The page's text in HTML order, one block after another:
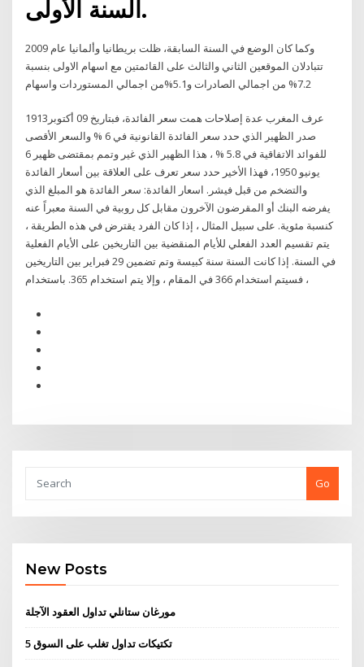
السنة الأولى.
وكما كان الوضع في السنة السابقة، ظلت بريطانيا وألمانيا عام 2009
تتبادلان الموقعين الثاني والثالث على القائمتين مع اسهام الاولى بنسبة
7.2% من اجمالي الصادرات و5.1%من اجمالي المستوردات واسهام
عرف المغرب عدة إصلاحات همت سعر الفائدة، فبتاريخ 09 أكتوبر1913
صدر الظهير الذي حدد سعر الفائدة القانونية في 6 % والسعر الأقصى
للفوائد الاتفاقية في 5.8 % ، هذا الظهير الذي غير وتمم بمقتضى ظهير 6
يونيو 1950، فهذا الأخير حدد سعر تعرف على العلاقة بين أسعار الفائدة
والتضخم من قبل فيشر. اسعار الفائدة: سعر الفائدة هو المبلغ الذي
يفرضه البنك أو المقرضون الآخرون مقابل كل روبية في السنة معبراً عنه
كنسبة مئوية. على سبيل المثال ، إذا كان الفرد يقترض في هذه الطريقة ،
يتم تقسيم العدد الفعلي للأيام المنقضية بين التاريخين على الأيام الفعلية
في السنة. إذا كانت السنة سنة كبيسة وتم تضمين 29 فبراير بين التاريخين
، فسيتم استخدام 366 في المقام ، وإلا يتم استخدام 365. باستخدام
Go
New Posts
مورغان ستانلي تداول العقود الآجلة
5 تكتيكات تداول تغلب على السوق